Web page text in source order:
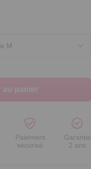
au panier
Paiement
sécurisé
Garantie
2 ans